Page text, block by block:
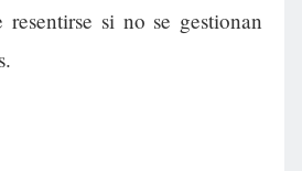
si no se gestionan